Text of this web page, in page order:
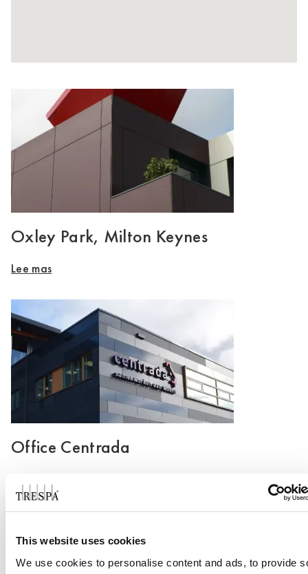
This website uses cookies
We use cookies to personalise content and ads, to provide
Oxley Park, Milton Keynes
Lee mas
Office Centrada